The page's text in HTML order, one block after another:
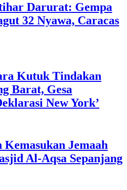
Darurat: Gempa
32 Nyawa, Caracas
Kutuk Tindakan
Barat, Gesa
New York’
Jemaah
Al-Aqsa Sepanjang